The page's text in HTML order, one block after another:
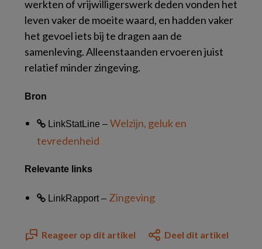
werkten of vrijwilligerswerk deden vonden het
leven vaker de moeite waard, en hadden vaker
het gevoel iets bij te dragen aan de
samenleving. Alleenstaanden ervoeren juist
relatief minder zingeving.
Bron
LinkStatLine – Welzijn, geluk en
tevredenheid
Relevante links
LinkRapport – Zingeving
Reageer op dit artikel Deel dit artikel